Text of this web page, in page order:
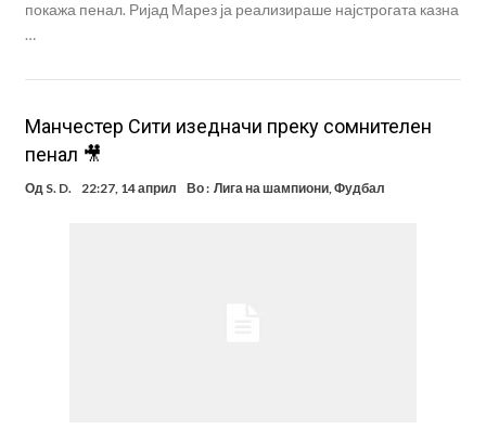
покажа пенал. Ријад Марез ја реализираше најстрогата казна
…
Манчестер Сити изедначи преку сомнителен
пенал 🎥
Од S. D. 22:27, 14 април Во : Лига на шампиони,Фудбал